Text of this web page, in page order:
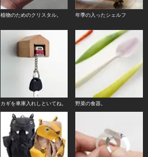
植物のためのクリスタル。 年季の入ったシェルフ
カギを車庫入れしといてね。 野菜の食器。